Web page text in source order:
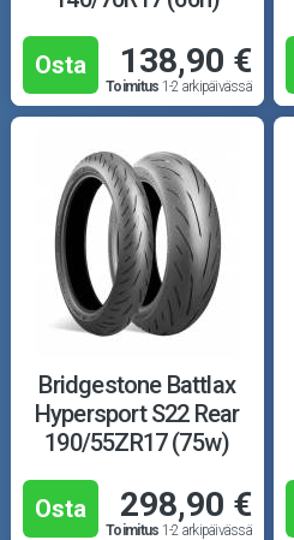
Osta 138,90 €
Toimitus 1-2 arkipäivässä
Bridgestone Battlax
Hypersport S22 Rear
190/55ZR17 (75w)
Osta 298,90 €
Toimitus 1-2 arkipäivässä